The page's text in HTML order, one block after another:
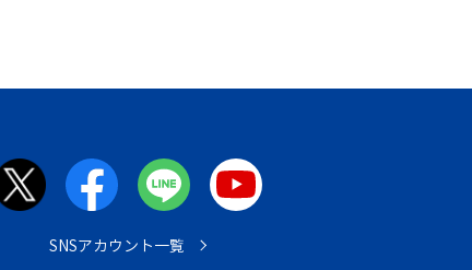
SNSアカウント一覧